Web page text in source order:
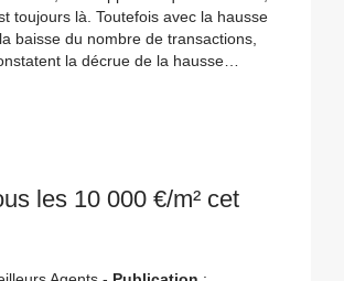
toujours là. Toutefois avec la hausse
baisse du nombre de transactions,
la décrue de la hausse…
les 10 000 €/m² cet